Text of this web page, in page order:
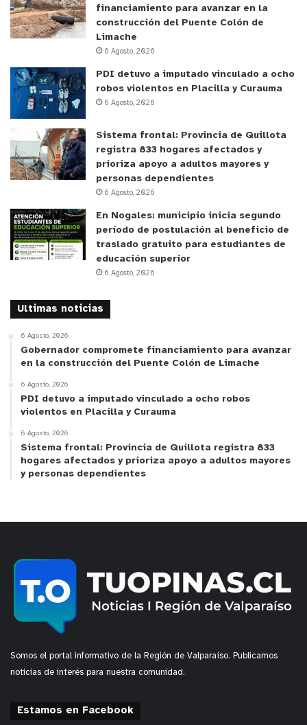
financiamiento para avanzar en la
construcción del Puente Colón de
Limache
6 Agosto, 2026
PDI detuvo a imputado vinculado a ocho
robos violentos en Placilla y Curauma
6 Agosto, 2026
Sistema frontal: Provincia de Quillota
registra 833 hogares afectados y
prioriza apoyo a adultos mayores y
personas dependientes
6 Agosto, 2026
En Nogales: municipio inicia segundo
período de postulación al beneficio de
traslado gratuito para estudiantes de
educación superior
6 Agosto, 2026
Ultimas noticias
6 Agosto, 2026
Gobernador compromete financiamiento para avanzar
en la construcción del Puente Colón de Limache
6 Agosto, 2026
PDI detuvo a imputado vinculado a ocho robos
violentos en Placilla y Curauma
6 Agosto, 2026
Sistema frontal: Provincia de Quillota registra 833
hogares afectados y prioriza apoyo a adultos mayores
y personas dependientes
Somos el portal informativo de la Región de Valparaíso. Publicamos
noticias de interés para nuestra comunidad.
Estamos en Facebook